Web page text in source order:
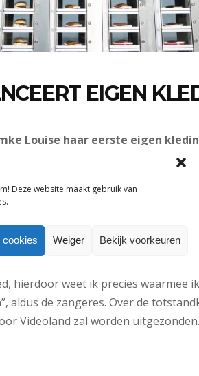
Deze website maakt gebruik van
cookies Weiger Bekijk voorkeuren
EIGEN
Louise haar eerste eigen
met een eigen kledinglijn, zo
en brengt op 9 januari de eerste
fashion show op het
kleding in samenwerking met
op de stijl van de zangeres
hierdoor weet ik precies waarmee
aldus de zangeres. Over de
Videoland zal worden uitgezonden.